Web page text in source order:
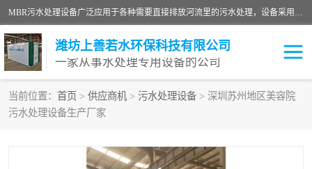
MBR污水处理设备广泛应用于各种需要直接排放河流里的污水处理，设备采用膜生物反应器（Membrane Bioreactor,简称MBR〕技术，取代了传统工艺中的二沉池，它可以*地进行固液分离，得到直接使用的稳定中水，又可在生物池内维持高浓度的微生物量，工艺剩余污泥少，极有效地去除氨氮，出水悬浮物和浊度接近于零，出水中细菌和病毒被大幅度去除，能耗低，占地面积小。
潍坊上善若水环保科技有限公司
一家从事水处理专用设备的公司
当前位置： 首页 > 供应商机 > 污水处理设备 > 深圳苏州地区美容院
污水处理设备生产厂家
污水处理设备
生活污水处理设备 油墨污水处理设备